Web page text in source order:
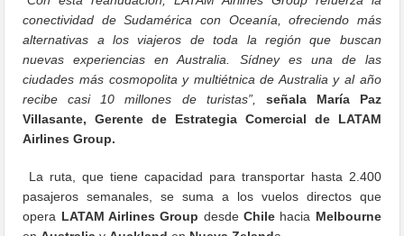
conectividad de Sudamérica con Oceanía, ofreciendo más
alternativas a los viajeros de toda la región que buscan
nuevas experiencias en Australia. Sídney es una de las
ciudades más cosmopolita y multiétnica de Australia y al año
recibe casi 10 millones de turistas”, señala María Paz
Villasante, Gerente de Estrategia Comercial de LATAM
Airlines Group.
La ruta, que tiene capacidad para transportar hasta 2.400
pasajeros semanales, se suma a los vuelos directos que
opera LATAM Airlines Group desde Chilehacia Melbourne